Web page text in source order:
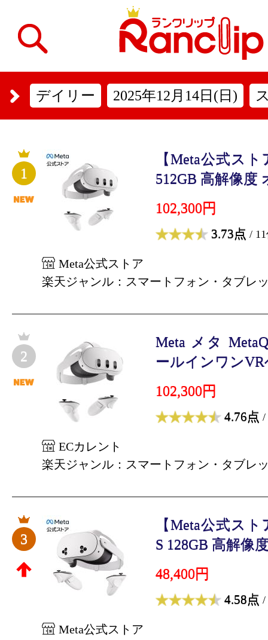
デイリー 2025年12月14日(日)
1
【Meta公式スト
512GB 高解像度
102,300円
3.73点 /
Meta公式ストア
楽天ジャンル：スマートフォン・タブレ
2
Meta メタ
ールインワン
102,300円
4.76点 /
ECカレント
楽天ジャンル：スマートフォン・タブレ
3
【Meta公式スト
S 128GB 高解像
48,400円
4.58点 /
Meta公式ストア